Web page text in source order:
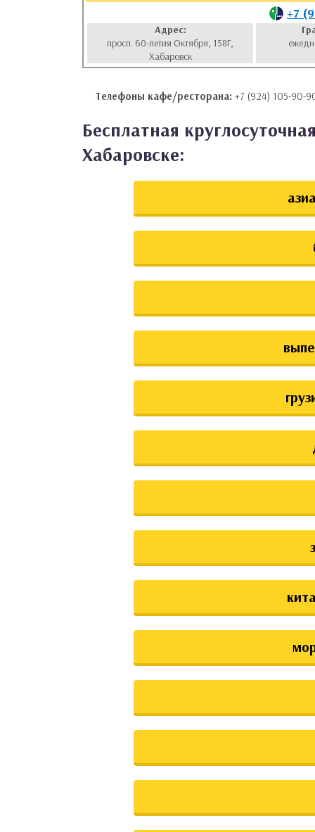
+7
Адрес:
просп. 60-летия Октября, 158Г,
Хабаровск
Телефоны кафе/ресторана: +7 (924) 105-90-
Бесплатная
Хабаровске: